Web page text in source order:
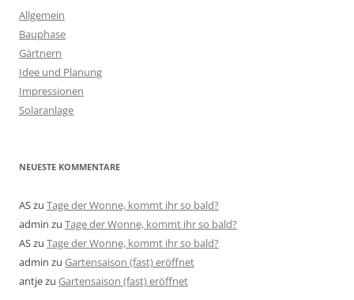
Allgemein
Bauphase
Gärtnern
Idee und Planung
Impressionen
Solaranlage
NEUESTE KOMMENTARE
ASzu Tage der Wonne, kommt ihr so bald?
admin zu Tage der Wonne, kommt ihr so bald?
ASzu Tage der Wonne, kommt ihr so bald?
admin zu Gartensaison (fast) eröffnet
antjezu Gartensaison (fast) eröffnet